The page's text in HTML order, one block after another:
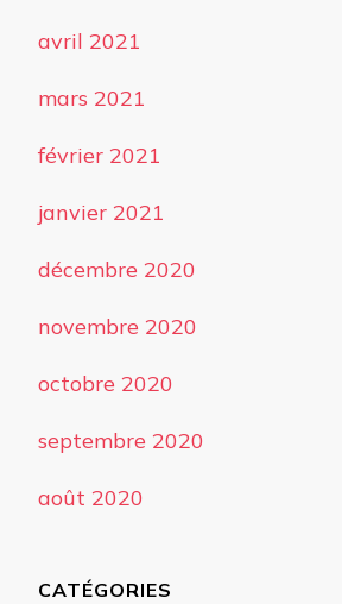
avril 2021
mars 2021
février 2021
janvier 2021
décembre 2020
novembre 2020
octobre 2020
septembre 2020
août 2020
CATÉGORIES